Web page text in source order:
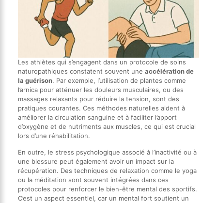
Les athlètes qui s’engagent dans un protocole de soins
naturopathiques constatent souvent une accélération de
la guérison. Par exemple, l’utilisation de plantes comme
l’arnica pour atténuer les douleurs musculaires, ou des
massages relaxants pour réduire la tension, sont des
pratiques courantes. Ces méthodes naturelles aident à
améliorer la circulation sanguine et à faciliter l’apport
d’oxygène et de nutriments aux muscles, ce qui est crucial
lors d’une réhabilitation.
En outre, le stress psychologique associé à l’inactivité ou à
une blessure peut également avoir un impact sur la
récupération. Des techniques de relaxation comme le yoga
ou la méditation sont souvent intégrées dans ces
protocoles pour renforcer le bien-être mental des sportifs.
C’est un aspect essentiel, car un mental fort soutient un